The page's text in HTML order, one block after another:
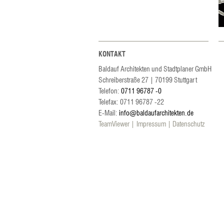
KONTAKT
Baldauf Architekten und Stadtplaner GmbH
Schreiberstraße 27 | 70199Stuttgart
Telefon: 0711 96787 -0
Telefax: 0711 96787 -22
E-Mail: info@baldaufarchitekten.de
TeamViewer
Impressum Datenschutz